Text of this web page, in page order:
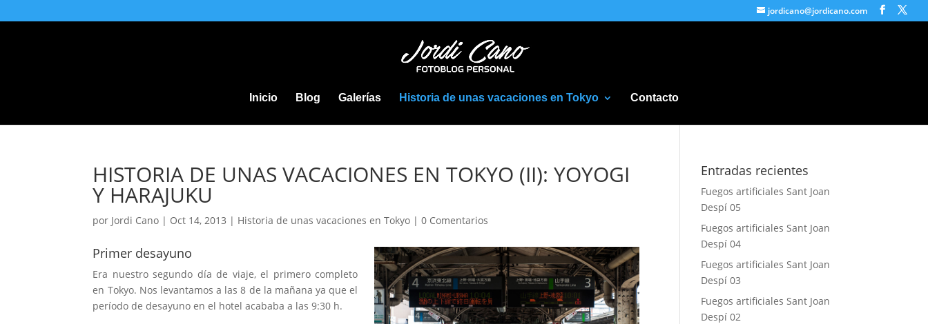
jordicano@jordicano.com
Inicio Blog Galerías Historia de unas vacaciones en Tokyo Contacto
HISTORIA DE UNAS VACACIONES EN TOKYO (II): YOYOGI
Y HARAJUKU
por Jordi Cano | Oct 14, 2013 | Historia de unas vacaciones en Tokyo |0 Comentarios
Primer desayuno
Era nuestro segundo día de viaje, el primero completo
en Tokyo. Nos levantamos a las 8 de la mañana ya que el
período de desayuno en el hotel acababa a las 9:30 h.
Entradas recientes
Fuegos artificiales Sant Joan
Despí 05
Fuegos artificiales Sant Joan
Despí 04
Fuegos artificiales Sant Joan
Despí 03
Fuegos artificiales Sant Joan
Despí 02